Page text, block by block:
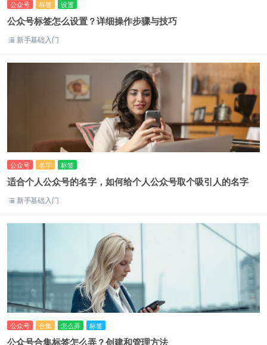
公众号 标签 设置
公众号标签怎么设置？详细操作步骤与技巧
新手基础入门
公众号 名字 标签
适合个人公众号的名字，如何给个人公众号取个吸引人的名字
新手基础入门
公众号 合集 怎么弄 标签
公众号合集标签怎么弄？创建和管理方法